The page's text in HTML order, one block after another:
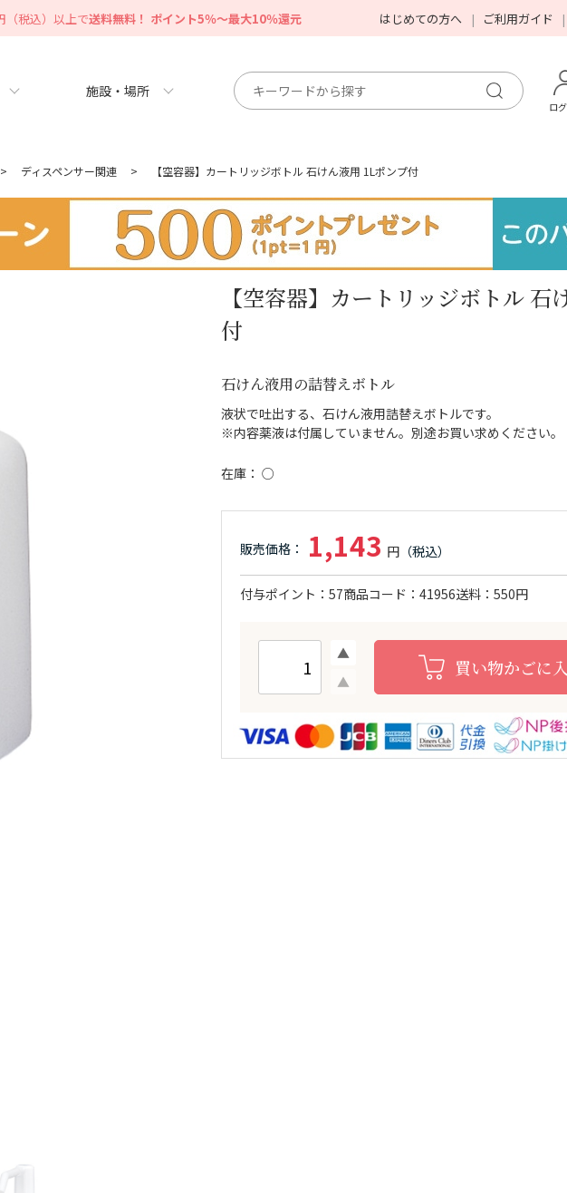
（税込）以上で送料無料！ ポイント5％～最大10％還元 はじめての方へ ご利用ガイド
施設・場所
ロ
> ディスペンサー関連 > 【空容器】カートリッジボトル 石けん液用 1Lポンプ付
【空容器】カートリッジボトル 石
付
石けん液用の詰替えボトル
液状で吐出する、石けん液用詰替えボトルです。
※内容薬液は付属していません。別途お買い求めください。
在庫 ○
1,143
付与ポイント 57商品コード 41956送料 550円
買い物かごに